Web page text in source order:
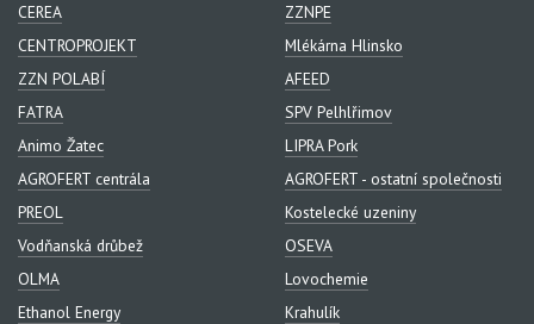
CEREA
ZZNPE
CENTROPROJEKT
Mlékárna Hlinsko
ZZN POLABÍ
AFEED
FATRA
SPV Pelhlřimov
Animo Žatec
LIPRA Pork
AGROFERT centrála
AGROFERT - ostatní společnosti
PREOL
Kostelecké uzeniny
Vodňanská drůbež
OSEVA
OLMA
Lovochemie
Ethanol Energy
Krahulík